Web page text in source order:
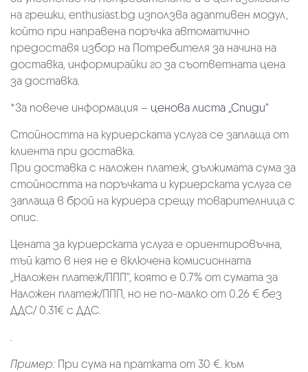
на грешки, enthusiast.bg използва адаптивен модул,
който при направена поръчка автоматично
предоставя избор на Потребителя за начина на
доставка, информирайки го за съответната цена
за доставка.
*За повече информация – ценова листа „Спиди“
Стойността на куриерската услуга се заплаща от
клиента при доставка.
При доставка с наложен платеж, дължимата сума за
стойността на поръчката и куриерската услуга се
заплаща в брой на куриера срещу товарителница с
опис.
Цената за куриерската услуга е ориентировъчна,
тъй като в нея не е включена комисионната
„Наложен платеж/ППП“, която е 0.7% от сумата за
Наложен платеж/ППП, но не по-малко от 0.26 € без
ДДС/ 0.31€ с ДДС.
.
Пример: При сума на пратката от 30 €. към